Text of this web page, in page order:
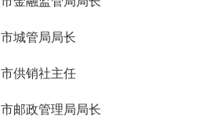
市城管局局长
市供销社主任
市邮政管理局局长